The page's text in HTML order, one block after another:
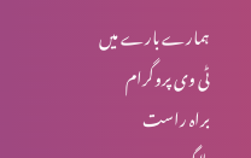
ہمارے بارے میں
ٹی وی پروگرام
براہ راست